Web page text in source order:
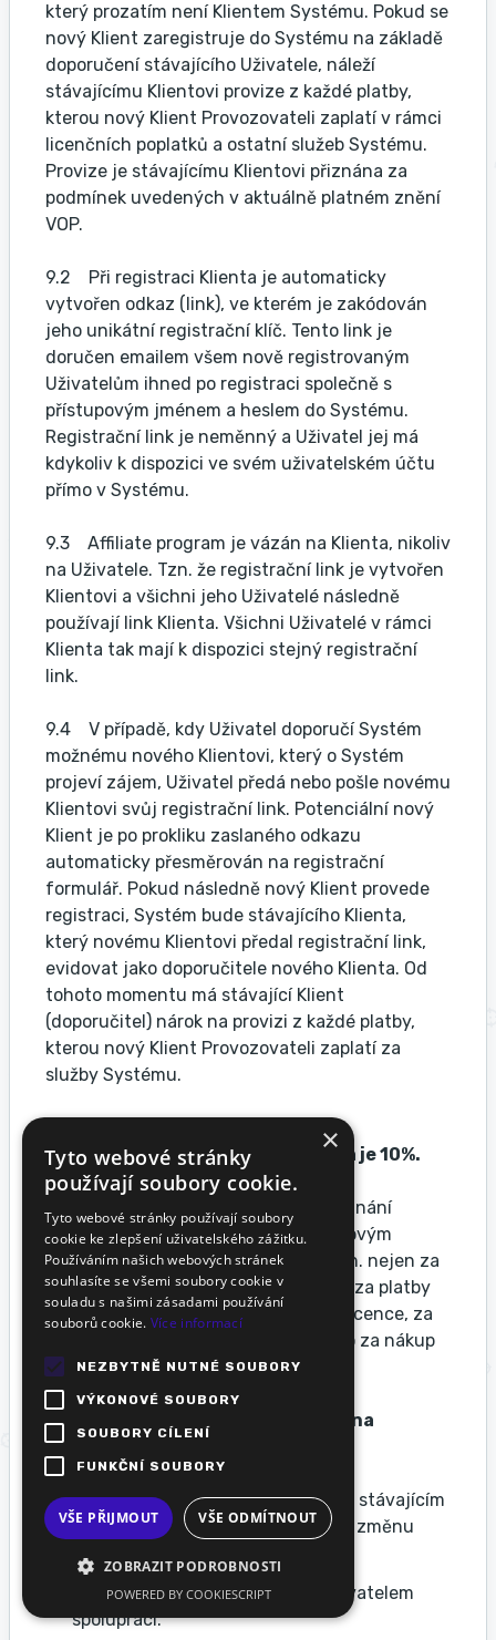
který prozatím není Klientem Systému. Pokud se
nový Klient zaregistruje do Systému na základě
doporučení stávajícího Uživatele, náleží
stávajícímu Klientovi provize z každé platby,
kterou nový Klient Provozovateli zaplatí v rámci
licenčních poplatků a ostatní služeb Systému.
Provize je stávajícímu Klientovi přiznána za
podmínek uvedených v aktuálně platném znění
VOP.
9.2 Při registraci Klienta je automaticky
vytvořen odkaz (link), ve kterém je zakódován
jeho unikátní registrační klíč. Tento link je
doručen emailem všem nově registrovaným
Uživatelům ihned po registraci společně s
přístupovým jménem a heslem do Systému.
Registrační link je neměnný a Uživatel jej má
kdykoliv k dispozici ve svém uživatelském účtu
přímo v Systému.
9.3 Affiliate program je vázán na Klienta, nikoliv
na Uživatele. Tzn. že registrační link je vytvořen
Klientovi a všichni jeho Uživatelé následně
používají link Klienta. Všichni Uživatelé v rámci
Klienta tak mají k dispozici stejný registrační
link.
9.4 V případě, kdy Uživatel doporučí Systém
možnému nového Klientovi, který o Systém
projeví zájem, Uživatel předá nebo pošle novému
Klientovi svůj registrační link. Potenciální nový
Klient je po prokliku zaslaného odkazu
automaticky přesměrován na registrační
formulář. Pokud následně nový Klient provede
registraci, Systém bude stávajícího Klienta,
který novému Klientovi předal registrační link,
evidovat jako doporučitele nového Klienta. Od
tohoto momentu má stávající Klient
(doporučitel) nárok na provizi z každé platby,
kterou nový Klient Provozovateli zaplatí za
služby Systému.
Výše přiznávané provize pro
doporučitele – stávajícího Klienta je 10%.
9.6 Stávající Klient má právo na přiznání
provize ze všech plateb zaslaných novým
Klientem od momentu registrace. Tzn. nejen za
platby zaslané při registraci, ale také za platby
zaslané v budoucnu za prodloužení licence, za
změny ve využívaných tarifech nebo za nákup
ostatních služeb (Reporty aj.)
9.7
Stávající Klient ztrácí právo na
přiznání provize v případech:
Nový Klient, který je evidován pod stávajícím
Klientem, požádá Provozovatele o změnu
svého doporučitele.
Stávající Klient ukončil s Provozovatelem
spolupráci.
×
Tyto webové stránky
používají soubory cookie.
Tyto webové stránky používají soubory
cookie ke zlepšení uživatelského zážitku.
Používáním našich webových stránek
souhlasíte se všemi soubory cookie v
souladu s našimi zásadami používání
souborů cookie. Více informací
NEZBYTNĚ NUTNÉ SOUBORY
VÝKONOVÉ SOUBORY
SOUBORY CÍLENÍ
FUNKČNÍ SOUBORY
VŠE PŘIJMOUT VŠE ODMÍTNOUT
ZOBRAZIT PODROBNOSTI
POWERED BY COOKIESCRIPT